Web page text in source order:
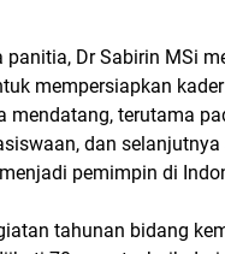
panitia, Dr Sabirin MSi
mempersiapkan
mendatang, terutama
dan selanjutnya
pemimpin di
tahunan bidang